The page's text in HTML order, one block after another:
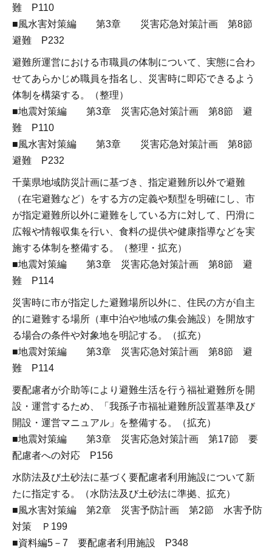
難 P110
■風水害対策編 第3章 災害応急対策計画 第8節
避難 P232
避難所運営における市職員の体制について、実態に合わ
せてあらかじめ職員を指名し、災害時に即応できるよう
体制を構築する。（整理）
■地震対策編 第3章 災害応急対策計画 第8節 避
難 P110
■風水害対策編 第3章 災害応急対策計画 第8節
避難 P232
千葉県地域防災計画に基づき、指定避難所以外で避難
（在宅避難など）をする方の定義や類型を明確にし、市
が指定避難所以外に避難をしている方に対して、円滑に
広報や情報収集を行い、食料の提供や健康指導などを実
施する体制を整備する。（整理・拡充）
■地震対策編 第3章 災害応急対策計画 第8節 避
難 P114
災害時に市が指定した避難場所以外に、住民の方が自主
的に避難する場所（車中泊や地域の集会施設）を開放す
る場合の条件や対象地を明記する。（拡充）
■地震対策編 第3章 災害応急対策計画 第8節 避
難 P114
要配慮者が介助等により避難生活を行う福祉避難所を開
設・運営するため、「我孫子市福祉避難所設置基準及び
開設・運営マニュアル」を整備する。（拡充）
■地震対策編 第3章 災害応急対策計画 第17節 要
配慮者への対応 P156
水防法及び土砂法に基づく要配慮者利用施設について新
たに指定する。（水防法及び土砂法に準拠、拡充）
■風水害対策編 第2章 災害予防計画 第2節 水害予防
対策 Ｐ199
■資料編5－7 要配慮者利用施設 P348